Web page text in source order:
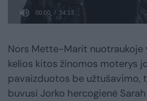
Nors Mette-Marit nuotraukoje
kelios kitos žinomos moterys
pavaizduotos be užtušavimo,
buvusi Jorko hercogienė